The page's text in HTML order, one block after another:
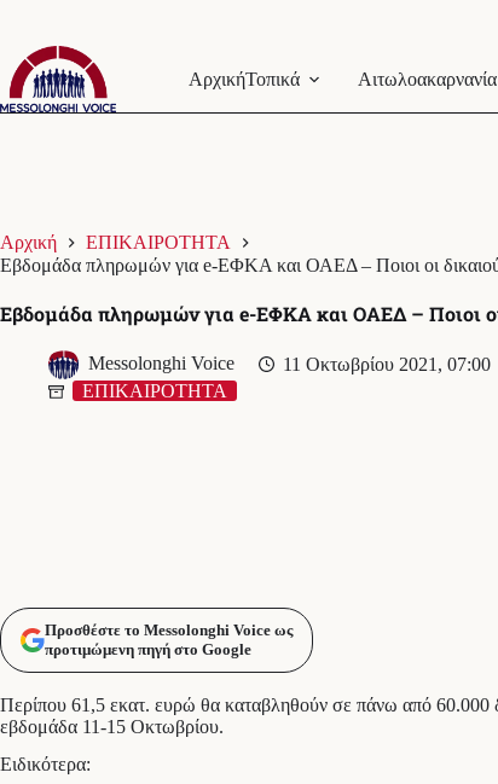
Μετάβαση
στο
περιεχόμενο
ΑρχικήΤοπικά Αιτωλοακαρνανία
Αρχική
ΕΠΙΚΑΙΡΟΤΗΤΑ
Εβδομάδα πληρωμών για e-EΦΚΑ και ΟΑΕΔ – Ποιοι οι
Εβδομάδα πληρωμών για e-EΦΚΑ και ΟΑΕΔ – Ποιοι
Messolonghi Voice 11 Οκτωβρίου 2021, 07:00
ΕΠΙΚΑΙΡΟΤΗΤΑ
Προσθέστε το Messolonghi Voice ως
προτιμώμενη πηγή στο Google
Περίπου 61,5 εκατ. ευρώ θα καταβληθούν σε πάνω από
εβδομάδα 11-15 Οκτωβρίου.
Ειδικότερα: